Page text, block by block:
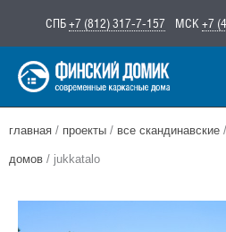
содержимому
СПБ+7 (812) 317-7-157 МСК +7
главная / проекты / все скандинавские /
домов / jukkatalo